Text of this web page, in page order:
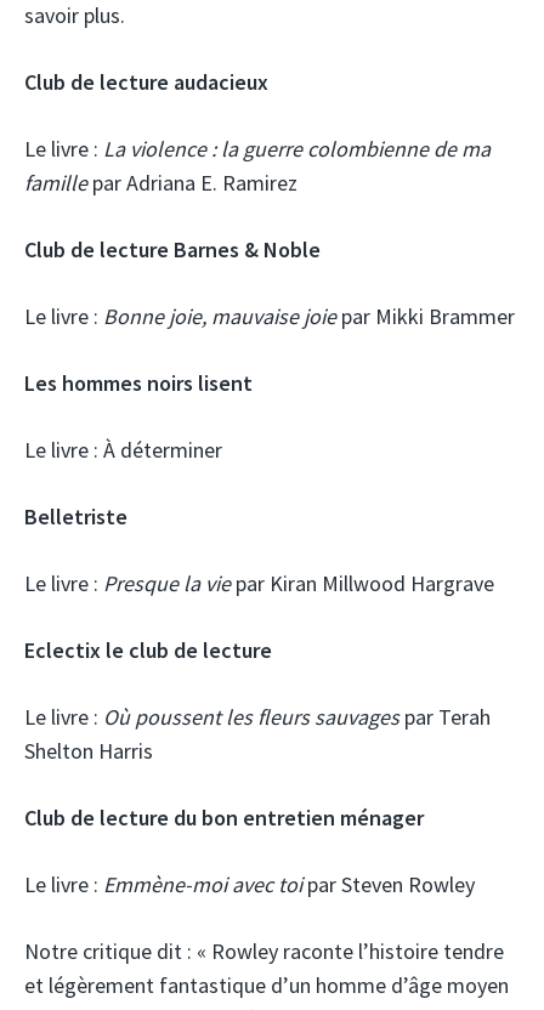
savoir plus.
Club de lecture audacieux
Le livre : La violence : la guerre colombienne de ma
famillepar Adriana E. Ramirez
Club de lecture Barnes & Noble
Le livre : Bonne joie, mauvaise joiepar Mikki Brammer
Les hommes noirs lisent
Le livre : À déterminer
Belletriste
Le livre : Presque la viepar Kiran Millwood Hargrave
Eclectix le club de lecture
Le livre : Où poussent les fleurs sauvagespar Terah
Shelton Harris
Club de lecture du bon entretien ménager
Le livre : Emmène-moi avec toipar Steven Rowley
Notre critique dit : « Rowley raconte l’histoire tendre
et légèrement fantastique d’un homme d’âge moyen